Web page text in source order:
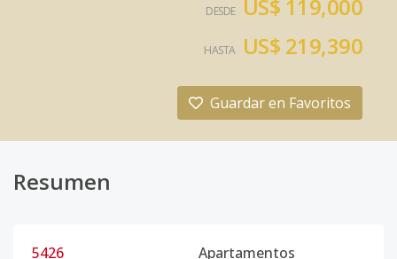
DESDE US$ 119,000
HASTA US$ 219,390
Guardar en Favoritos
Resumen
5426 Apartamentos